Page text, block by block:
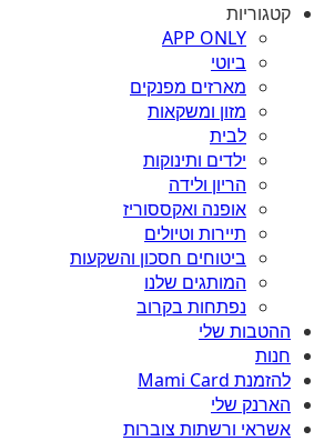
קטגוריות
APP ONLY
ביוטי
מארזים מפנקים
מזון ומשקאות
לבית
ילדים ותינוקות
הריון ולידה
אופנה ואקססוריז
תיירות וטיולים
ביטוחים חסכון והשקעות
המותגים שלנו
נפתחות בקרוב
ההטבות שלי
חנות
להזמנת Mami Card
הארנק שלי
אשראי ורשתות צוברות